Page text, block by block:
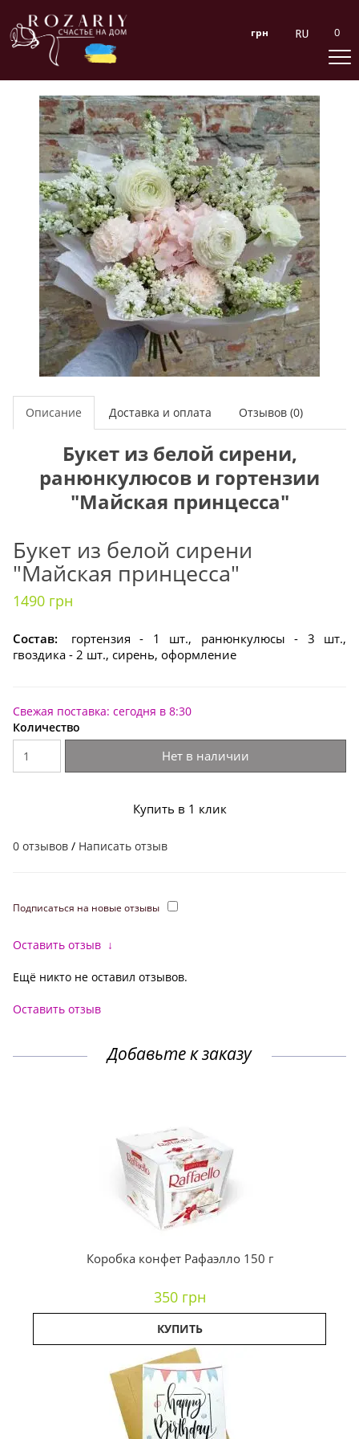
грн 0
Описание Доставка и оплата Отзывов (0)
Букет из белой сирени,
ранюнкулюсов и гортензии
"Майская принцесса"
Букет из белой сирени
"Майская принцесса"
1490 грн
Состав:
гортензия - 1 шт., ранюнкулюсы - 3 шт.,
гвоздика - 2 шт., сирень, оформление
Свежая поставка: сегодня в 8:30
Количество
Нет в наличии
Купить в 1 клик
0 отзывов / Написать отзыв
Подписаться на новые отзывы
Оставить отзыв ↓
Ещё никто не оставил отзывов.
Оставить отзыв
Добавьте к заказу
Коробка конфет Рафаэлло 150 г
350 грн
КУПИТЬ